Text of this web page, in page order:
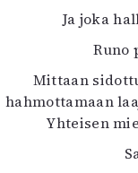
Ja joka
Runo
Mittaan
hahmottamaan
Yhteisen